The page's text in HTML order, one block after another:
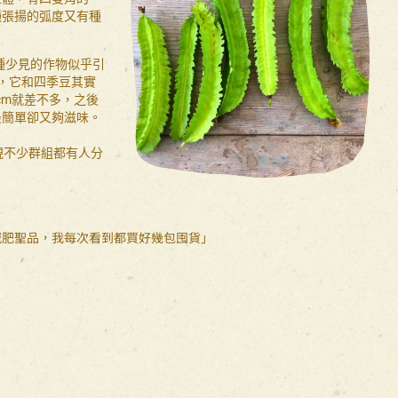
揚的弧度又有種
見的作物似乎引
它和四季豆其實
就差不多，之後
單卻又夠滋味。
少群組都有人分
聖品，我每次看到都買好幾包囤貨」